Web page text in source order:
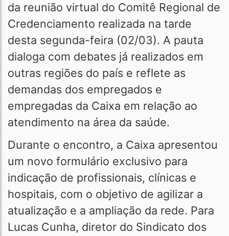
da reunião virtual do Comitê Regional de
Credenciamento realizada na tarde
desta segunda-feira (02/03). A pauta
dialoga com debates já realizados em
outras regiões do país e reflete as
demandas dos empregados e
empregadas da Caixa em relação ao
atendimento na área da saúde.
Durante o encontro, a Caixa apresentou
um novo formulário exclusivo para
indicação de profissionais, clínicas e
hospitais, com o objetivo de agilizar a
atualização e a ampliação da rede. Para
Lucas Cunha, diretor do Sindicato dos